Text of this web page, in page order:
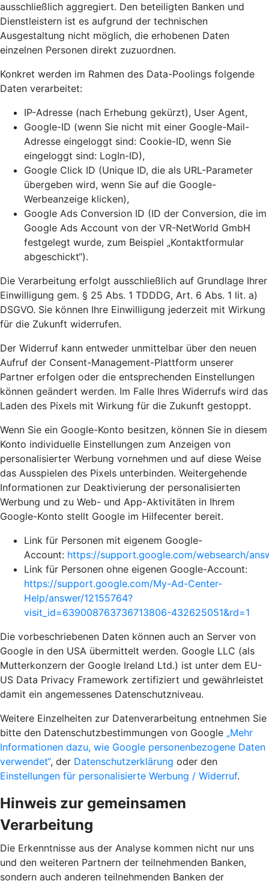
ausschließlich aggregiert. Den beteiligten Banken und
Dienstleistern ist es aufgrund der technischen
Ausgestaltung nicht möglich, die erhobenen Daten
einzelnen Personen direkt zuzuordnen.
Konkret werden im Rahmen des Data-Poolings folgende
Daten verarbeitet:
IP-Adresse (nach Erhebung gekürzt), User Agent,
Google-ID (wenn Sie nicht mit einer Google-Mail-
Adresse eingeloggt sind: Cookie-ID, wenn Sie
eingeloggt sind: LogIn-ID),
Google Click ID (Unique ID, die als URL-Parameter
übergeben wird, wenn Sie auf die Google-
Werbeanzeige klicken),
Google Ads Conversion ID (ID der Conversion, die im
Google Ads Account von der VR-NetWorld GmbH
festgelegt wurde, zum Beispiel „Kontaktformular
abgeschickt“).
Die Verarbeitung erfolgt ausschließlich auf Grundlage Ihrer
Einwilligung gem. § 25 Abs. 1 TDDDG, Art. 6 Abs. 1 lit. a)
DSGVO. Sie können Ihre Einwilligung jederzeit mit Wirkung
für die Zukunft widerrufen.
Der Widerruf kann entweder unmittelbar über den neuen
Aufruf der Consent-Management-Plattform unserer
Partner erfolgen oder die entsprechenden Einstellungen
können geändert werden. Im Falle Ihres Widerrufs wird das
Laden des Pixels mit Wirkung für die Zukunft gestoppt.
Wenn Sie ein Google-Konto besitzen, können Sie in diesem
Konto individuelle Einstellungen zum Anzeigen von
personalisierter Werbung vornehmen und auf diese Weise
das Ausspielen des Pixels unterbinden. Weitergehende
Informationen zur Deaktivierung der personalisierten
Werbung und zu Web- und App-Aktivitäten in Ihrem
Google-Konto stellt Google im Hilfecenter bereit.
Link für Personen mit eigenem Google-
Account: https://support.google.com/websearch/
Link für Personen ohne eigenen Google-Account:
https://support.google.com/My-Ad-Center-
Help/answer/12155764?
visit_id=639008763736713806-432625051&rd=1
Die vorbeschriebenen Daten können auch an Server von
Google in den USA übermittelt werden. Google LLC (als
Mutterkonzern der Google Ireland Ltd.) ist unter dem EU-
US Data Privacy Framework zertifiziert und gewährleistet
damit ein angemessenes Datenschutzniveau.
Weitere Einzelheiten zur Datenverarbeitung entnehmen Sie
bitte den Datenschutzbestimmungen von Google „Mehr
Informationen dazu, wie Google personenbezogene Daten
verwendet“, der Datenschutzerklärung oder den
Einstellungen für personalisierte Werbung / Widerruf.
Hinweis zur gemeinsamen
Verarbeitung
Die Erkenntnisse aus der Analyse kommen nicht nur uns
und den weiteren Partnern der teilnehmenden Banken,
sondern auch anderen teilnehmenden Banken der